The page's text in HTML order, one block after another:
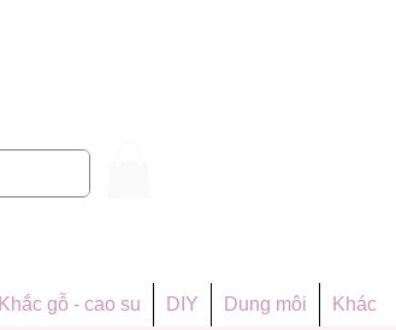
Khắc gỗ - cao su DIY Dung môi Khác